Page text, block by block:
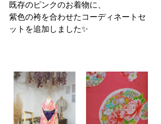
既存のピンクのお着物に、
紫色の袴を合わせたコーディネートセ
ットを追加しました✨